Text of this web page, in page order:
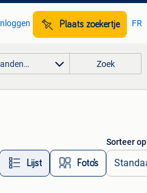
Plaats zoekertje FR
Zoek
Lijst Foto’s
Sorteer op